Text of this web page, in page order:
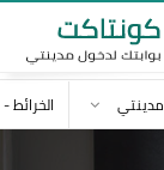
مدينتي الخرائط